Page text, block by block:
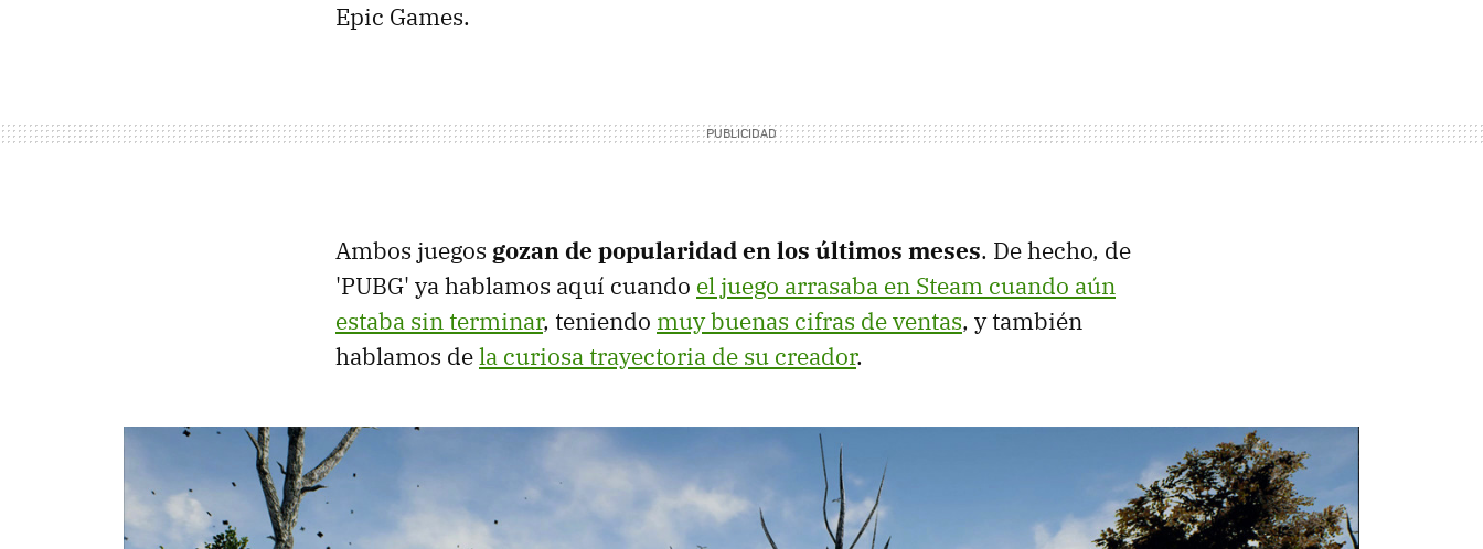
Epic Games.
Ambos juegos gozan de popularidad en los últimos meses. De hecho, de
'PUBG' ya hablamos aquí cuando el juego arrasaba en Steam cuando aún
estaba sin terminar, teniendo muy buenas cifras de ventas, y también
hablamos dela curiosa trayectoria de su creador.